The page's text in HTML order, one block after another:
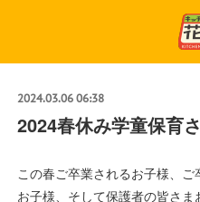
2024.03.06 06:38
2024春休み学童保育
この春ご卒業されるお子様、
お子様、そして保護者の皆さ